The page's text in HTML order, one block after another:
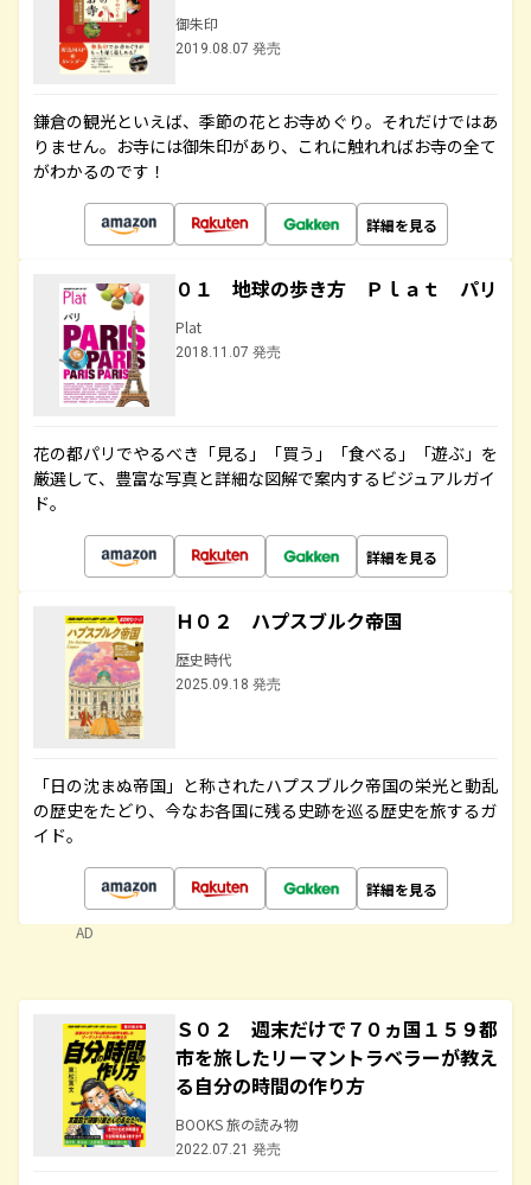
御朱印
2019.08.07 発売
鎌倉の観光といえば、季節の花とお寺めぐり。それだけではあ
りません。お寺には御朱印があり、これに触れればお寺の全て
がわかるのです！
詳細を見る
０１ 地球の歩き方 Ｐｌａｔ パリ
Plat
2018.11.07 発売
花の都パリでやるべき「見る」「買う」「食べる」「遊ぶ」を
厳選して、豊富な写真と詳細な図解で案内するビジュアルガイ
ド。
詳細を見る
Ｈ０２ ハプスブルク帝国
歴史時代
2025.09.18 発売
「日の沈まぬ帝国」と称されたハプスブルク帝国の栄光と動乱
の歴史をたどり、今なお各国に残る史跡を巡る歴史を旅するガ
イド。
詳細を見る
AD
Ｓ０２ 週末だけで７０ヵ国１５９都
市を旅したリーマントラベラーが教え
る自分の時間の作り方
BOOKS 旅の読み物
2022.07.21 発売